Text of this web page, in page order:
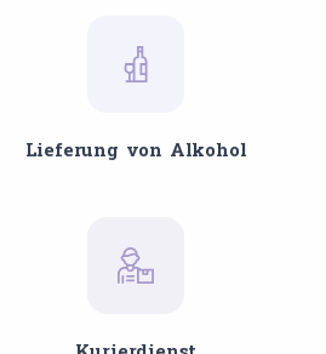
Lieferung von Alkohol